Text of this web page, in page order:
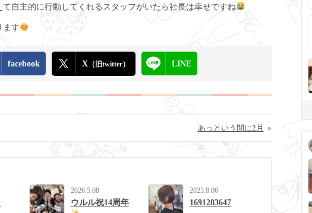
自主的に行動してくれるスタッフがいたら社長は幸せですね
ます
facebook X （旧twitter） LINE
»
あっという間に2月
2026.5.08
ウルル祝14周年
2023.8.06
1691283647